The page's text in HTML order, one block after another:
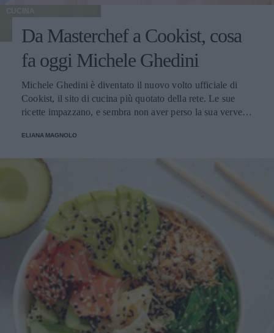
CUCINA
Da Masterchef a Cookist, cosa
fa oggi Michele Ghedini
Michele Ghedini è diventato il nuovo volto ufficiale di
Cookist, il sito di cucina più quotato della rete. Le sue
ricette impazzano, e sembra non aver perso la sua verve
veramente stupendo.
ELIANA MAGNOLO